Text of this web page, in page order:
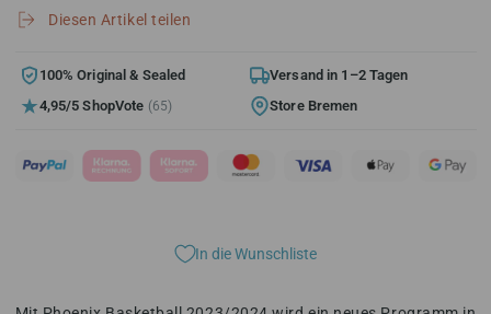
Panini
NBA
Box
Panini
NBA
Hobby
Box
Diesen Artikel teilen
100% Original & Sealed
Versand in 1–2 Tagen
4,95/5 ShopVote (65) Store Bremen
In die Wunschliste